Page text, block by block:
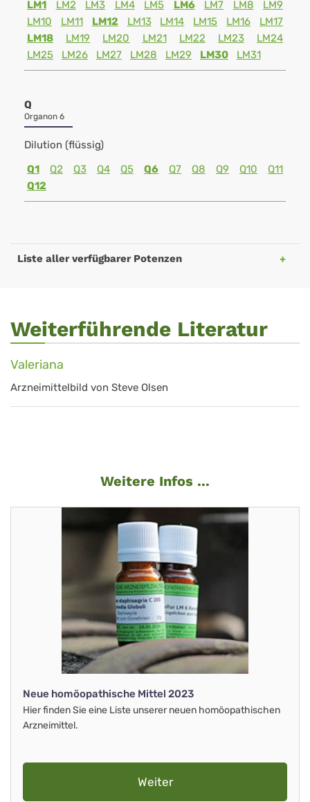
LM1 LM2 LM3 LM4 LM5 LM6 LM7 LM8
LM9
LM10
LM11 LM12 LM13 LM14 LM15 LM16
LM17
LM18
LM19 LM20 LM21 LM22 LM23
LM24
LM25
LM26 LM27 LM28 LM29 LM30 LM31
Q
Organon 6
Dilution (flüssig)
Q1
Q2 Q3 Q4 Q5 Q6 Q7 Q8 Q9 Q10
Q11
Q12
Liste aller verfügbarer Potenzen
Weiterführende Literatur
Valeriana
Arzneimittelbild von Steve Olsen
Weitere Infos ...
Neue homöopathische Mittel 2023
Hier finden Sie eine Liste unserer neuen homöopathischen
Arzneimittel.
Weiter